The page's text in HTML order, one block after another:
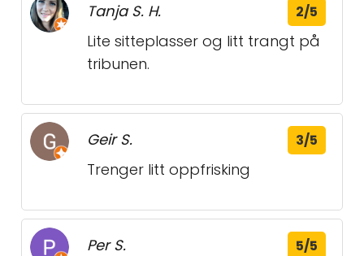
Tanja S. H. 2/5
Lite sitteplasser og litt trangt på
tribunen.
Geir S. 3/5
Trenger litt oppfrisking
Per S. 5/5